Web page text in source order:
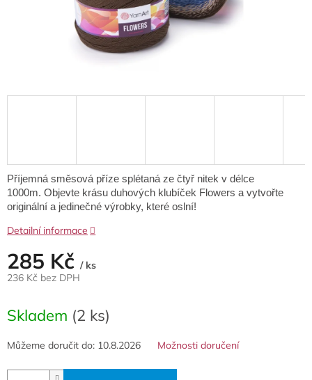
285 Kč / ks
236 Kč bez DPH
cena:
Skladem (2 ks)
Můžeme doručit do: 10.8.2026 Možnosti doručení
Příjemná směsová příze splétaná ze čtyř nitek v délce
1000m. Objevte krásu duhových klubíček Flowers a vytvořte
originální a jedinečné výrobky, které oslní!
Detailní informace